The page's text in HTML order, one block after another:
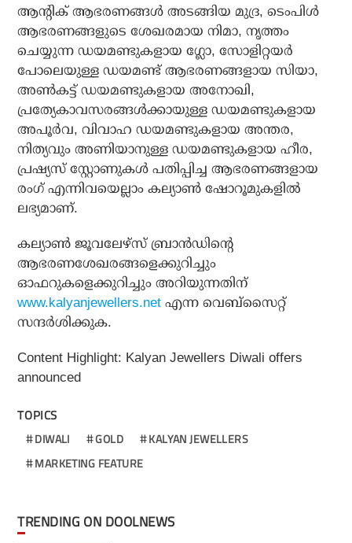
ആന്റിക് ആഭരണങ്ങള്‍ അടങ്ങിയ മുദ്ര, ടെംപിള്‍
ആഭരണങ്ങളുടെ ശേഖരമായ നിമാ, നൃത്തം
ചെയ്യുന്ന ഡയമണ്ടുകളായ ഗ്ലോ, സോളിറ്റയര്‍
പോലെയുള്ള ഡയമണ്ട് ആഭരണങ്ങളായ സിയാ,
അണ്‍കട്ട് ഡയമണ്ടുകളായ അനോഖി,
പ്രത്യേകാവസരങ്ങള്‍ക്കായുള്ള ഡയമണ്ടുകളായ
അപൂര്‍വ, വിവാഹ ഡയമണ്ടുകളായ അന്തര,
നിത്യവും അണിയാനുള്ള ഡയമണ്ടുകളായ ഹീര,
പ്രഷ്യസ് സ്റ്റോണുകള്‍ പതിപ്പിച്ച ആഭരണങ്ങളായ
രംഗ് എന്നിവയെല്ലാം കല്യാണ്‍ ഷോറൂമുകളില്‍
ലഭ്യമാണ്.
കല്യാണ്‍ ജൂവലേഴ്‌സ് ബ്രാന്‍ഡിന്റെ
ആഭരണശേഖരങ്ങളെക്കുറിച്ചും
ഓഫറുകളെക്കുറിച്ചും അറിയുന്നതിന്
www.kalyanjewellers.netഎന്ന വെബ്‌സൈറ്റ്
സന്ദര്‍ശിക്കുക.
Content Highlight: Kalyan Jewellers Diwali offers
announced
TOPICS
DIWALI GOLD
KALYAN JEWELLERS
MARKETING FEATURE
TRENDING ON DOOLNEWS